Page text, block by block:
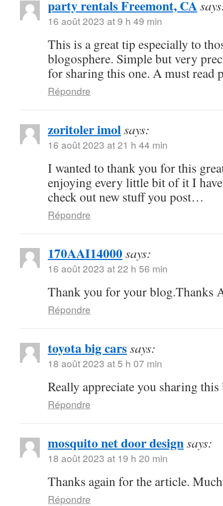
party rentals Freemont, CA
16 août 2023 at 9 h 49 min
This is a great tip especially to
blogosphere. Simple but very
for sharing this one. A must read
Répondre
zoritoler imolsays:
16 août 2023 at 21 h 44 min
I wanted to thank you for this
enjoying every little bit of it I
check out new stuff you post…
Répondre
170AAI14000says:
16 août 2023 at 22 h 56 min
Thank you for your blog.Thanks
Répondre
toyota big carssays:
18 août 2023 at 5 h 07 min
Really appreciate you sharing
Répondre
mosquito net door designsays:
18 août 2023 at 19 h 20 min
Thanks again for the article.
Répondre